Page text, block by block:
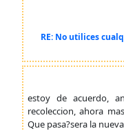
RE: No utilices
estoy de acuerdo,
recoleccion, ahora
Que pasa?sera la